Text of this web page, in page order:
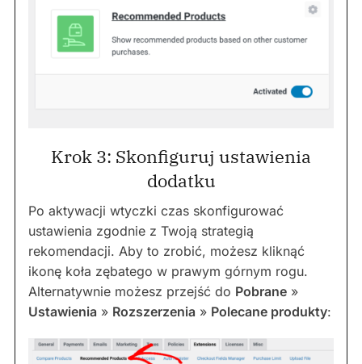
Krok 3: Skonfiguruj ustawienia
dodatku
Po aktywacji wtyczki czas skonfigurować
ustawienia zgodnie z Twoją strategią
rekomendacji. Aby to zrobić, możesz kliknąć
ikonę koła zębatego w prawym górnym rogu.
Alternatywnie możesz przejść do Pobrane »
Ustawienia » Rozszerzenia » Polecane produkty: